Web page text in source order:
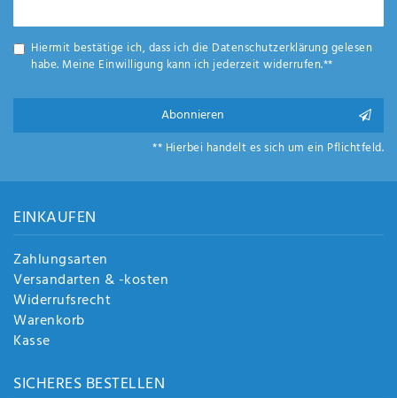
rag
e
sen
n
Hiermit bestätige ich, dass ich die Daten­schutz­erklärunggelesen
habe. Meine Einwilligung kann ich jederzeit widerrufen.**
Abonnieren
** Hierbei handelt es sich um ein Pflichtfeld.
EINKAUFEN
Zahlungsarten
Versandarten & -kosten
Widerrufsrecht
Warenkorb
Kasse
SICHERES BESTELLEN